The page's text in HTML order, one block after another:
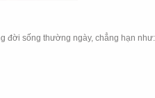
đời sống thường ngày, chẳng hạn như: